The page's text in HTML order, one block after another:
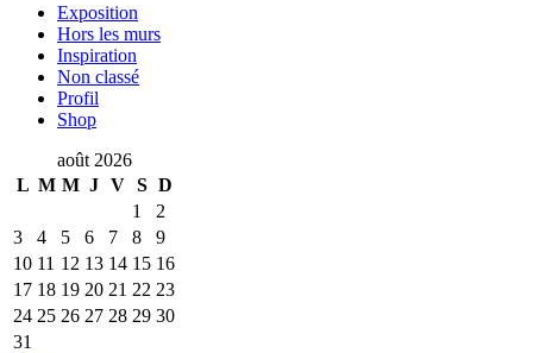
Exposition
Hors les murs
Inspiration
Non classé
Profil
Shop
août 2026
L M M J V S D
1
2
3
4 5 6 7 8
9
10 11 12 13 14 15 16
17 18 19 20 21 22 23
24 25 26 27 28 29 30
31